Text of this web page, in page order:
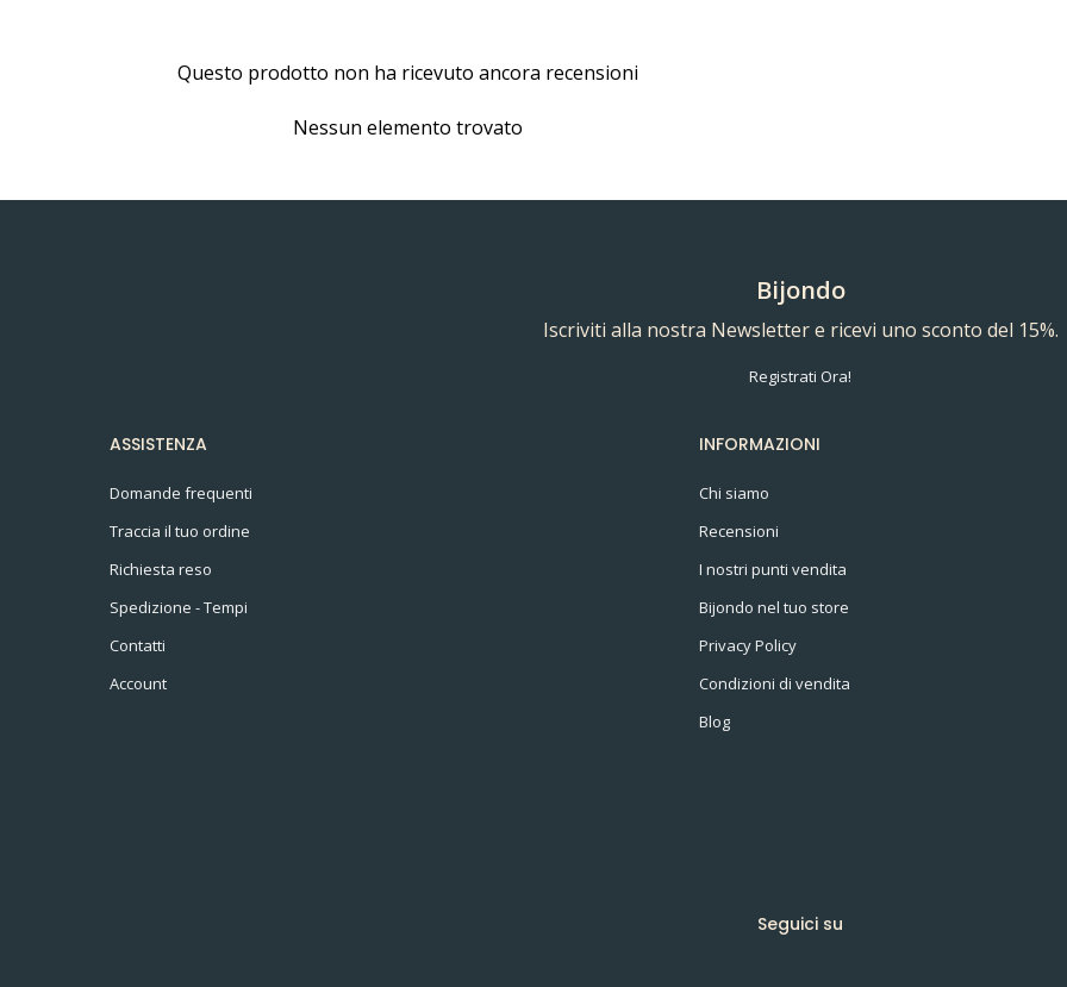
Questo prodotto non ha ricevuto ancora recensioni
Nessun elemento trovato
Bijondo
Iscriviti alla nostra Newsletter e ricevi uno sconto del 15%.
Registrati Ora!
ASSISTENZA
Domande frequenti
Traccia il tuo ordine
Richiesta reso
Spedizione - Tempi
Contatti
Account
INFORMAZIONI
Chi siamo
Recensioni
I nostri punti vendita
Bijondo nel tuo store
Privacy Policy
Condizioni di vendita
Blog
Seguici su